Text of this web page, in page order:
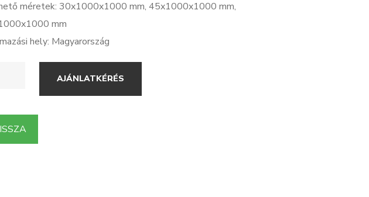
méretek: 30x1000x1000 mm, 45x1000x1000 mm,
mm
hely: Magyarország
AJÁNLATKÉRÉS